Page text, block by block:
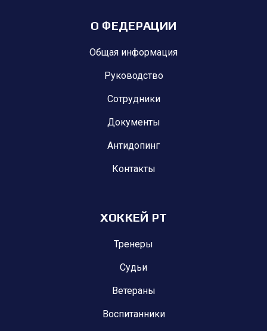
О ФЕДЕРАЦИИ
Общая информация
Руководство
Сотрудники
Документы
Антидопинг
Контакты
ХОККЕЙ РТ
Тренеры
Судьи
Ветераны
Воспитанники